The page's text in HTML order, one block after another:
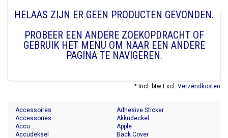
HELAAS ZIJN ER GEEN PRODUCTEN GEVONDEN.
PROBEER EEN ANDERE ZOEKOPDRACHT OF
GEBRUIK HET MENU OM NAAR EEN ANDERE
PAGINA TE NAVIGEREN.
* Incl. btw Excl. Verzendkosten
Accessoires
Accessories
Accu
Accudeksel
Adhesive Sticker
Akkudeckel
Apple
Back Cover